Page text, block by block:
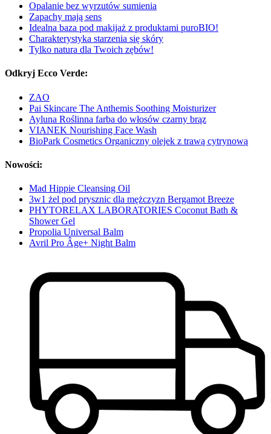
Opalanie bez wyrzutów sumienia
Zapachy mają sens
Idealna baza pod makijaż z produktami puroBIO!
Charakterystyka starzenia się skóry
Tylko natura dla Twoich zębów!
Odkryj Ecco Verde:
ZAO
Pai Skincare The Anthemis Soothing Moisturizer
Ayluna Roślinna farba do włosów czarny brąz
VIANEK Nourishing Face Wash
BioPark Cosmetics Organiczny olejek z trawą cytrynową
Nowości:
Mad Hippie Cleansing Oil
3w1 żel pod prysznic dla mężczyzn Bergamot Breeze
PHYTORELAX LABORATORIES Coconut Bath &
Shower Gel
Propolia Universal Balm
Avril Pro Âge+ Night Balm